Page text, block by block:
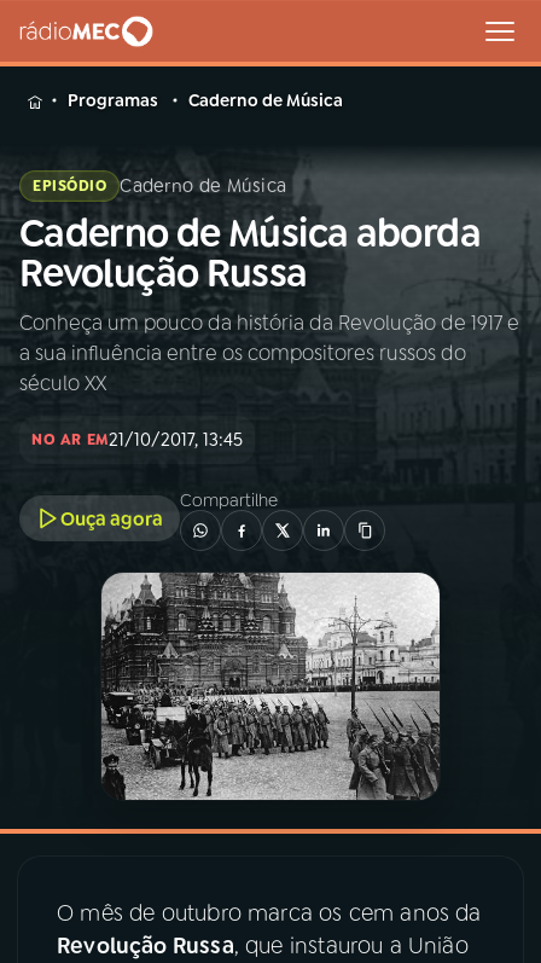
MENU
Buscar
na
Rádio
MEC
Buscar
Início AO VIVO
01INÍCIO
02A RÁDIO
PROGRAMAÇÃO
PROGRAMAS
PODCASTS
06VIDEOCASTS
07ÚLTIMAS
Programas Caderno de Música
EPISÓDIO Caderno de Música
Caderno de Música aborda
Revolução Russa
Conheça um pouco da história da Revolução de 1917 e
a sua influência entre os compositores russos do
século XX
NO AR EM21/10/2017, 13:45
Ouça agora
Compartilhe
O mês de outubro marca os cem anos da
Revolução Russa, que instaurou a União